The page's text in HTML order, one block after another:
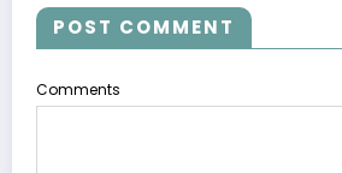
POST COMMENT
Comments